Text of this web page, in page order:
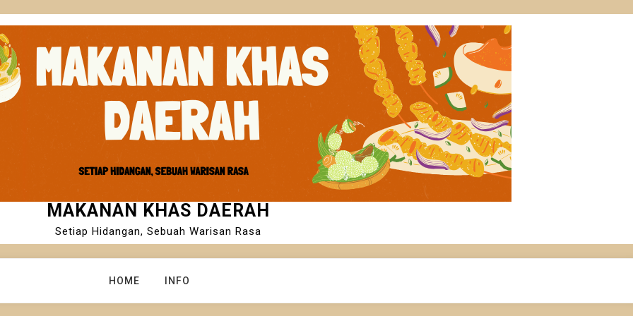
MAKANAN KHAS DAERAH
Setiap Hidangan, Sebuah Warisan Rasa
HOME INFO